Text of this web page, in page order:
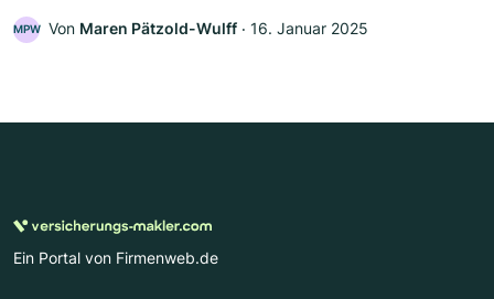
MPW Von Maren Pätzold-Wulff ‧ 16. Januar 2025
Ein Portal von Firmenweb.de